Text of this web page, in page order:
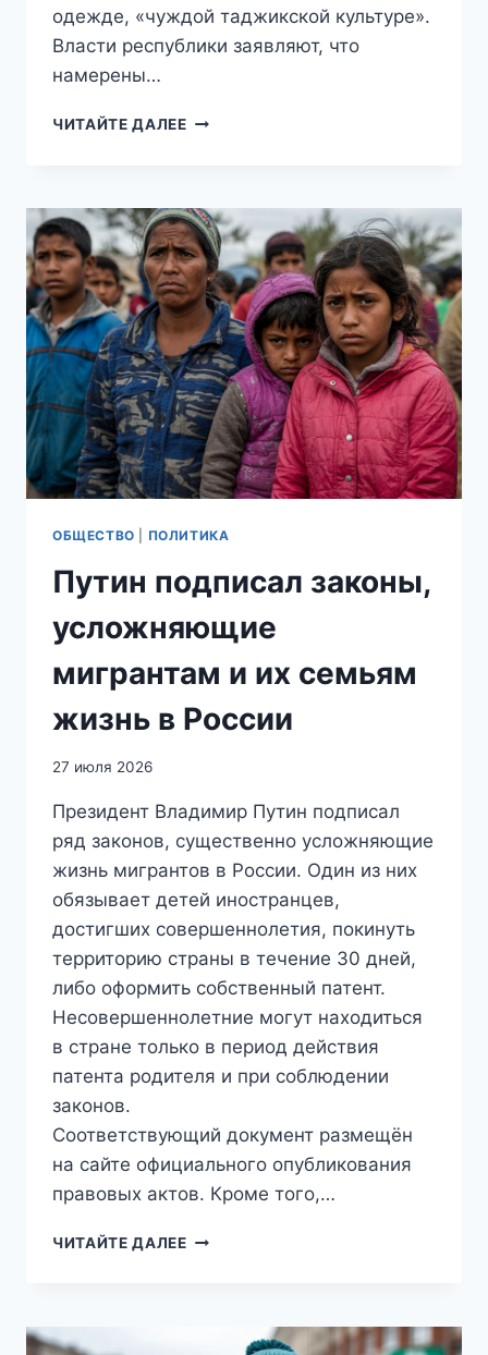
одежде, «чуждой таджикской культуре».
Власти республики заявляют, что
намерены…
ЧИТАЙТЕ ДАЛЕЕ«ТОГДА
ВАМ»:
В
ТАДЖИКИСТАНЕ
ОФИЦИАЛЬНО
ЗАПРЕТИЛИ
ХИДЖАБЫ,
НИКАБЫ
И
ВАХХАБИТСКИЕ
БОРОДЫ
ОБЩЕСТВО ПОЛИТИКА
Путин подписал законы,
усложняющие
мигрантам и их семьям
жизнь в России
27 июля 2026
Президент Владимир Путин подписал
ряд законов, существенно усложняющие
жизнь мигрантов в России. Один из них
обязывает детей иностранцев,
достигших совершеннолетия, покинуть
территорию страны в течение 30 дней,
либо оформить собственный патент.
Несовершеннолетние могут находиться
в стране только в период действия
патента родителя и при соблюдении
законов.
Соответствующий документ размещён
на сайте официального опубликования
правовых актов. Кроме того,…
ЧИТАЙТЕ ДАЛЕЕПУТИН
МИГРАНТАМ